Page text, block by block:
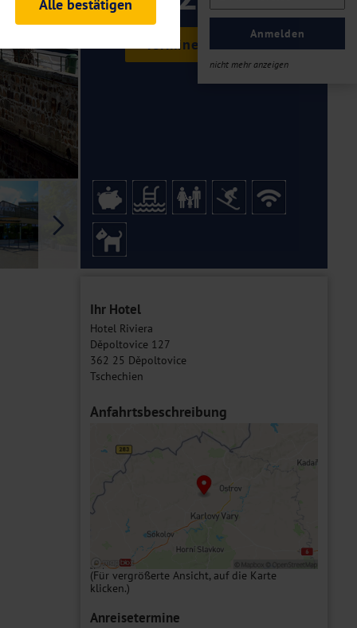
Anmelden
nicht mehr anzeigen
ab €
Termine & Preise
Ihr Hotel
Hotel Riviera
Děpoltovice 127
362 25 Děpoltovice
Tschechien
Anfahrtsbeschreibung
(Für vergrößerte Ansicht, auf die Karte
klicken.)
Anreisetermine
und Analysen. Mithilfe
Auftritts ermitteln und
es zu einer Drittlands
Daten finden Sie in unseren
Alle bestätigen